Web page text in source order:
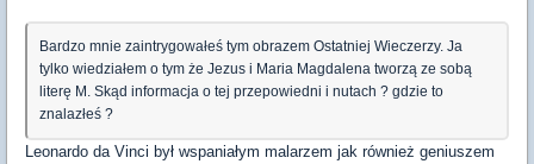
Bardzo mnie zaintrygowałeś tym obrazem Ostatniej Wieczerzy. Ja
tylko wiedziałem o tym że Jezus i Maria Magdalena tworzą ze sobą
literę M. Skąd informacja o tej przepowiedni i nutach ? gdzie to
znalazłeś ?
Leonardo da Vinci był wspaniałym malarzem jak również geniuszem